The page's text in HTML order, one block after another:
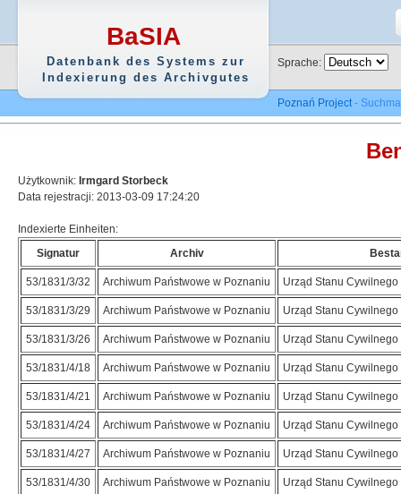
BaSIA
Datenbank des Systems zur
Indexierung des Archivgutes
Sprache:
Poznań Project-
Użytkownik: Irmgard Storbeck
Data rejestracji: 2013-03-09 17:24:20
Indexierte Einheiten:
Signatur
Archiv
53/1831/3/32 Archiwum Państwowe w Poznaniu Urząd Stanu
53/1831/3/29 Archiwum Państwowe w Poznaniu Urząd Stanu
53/1831/3/26 Archiwum Państwowe w Poznaniu Urząd Stanu
53/1831/4/18 Archiwum Państwowe w Poznaniu Urząd Stanu
53/1831/4/21 Archiwum Państwowe w Poznaniu Urząd Stanu
53/1831/4/24 Archiwum Państwowe w Poznaniu Urząd Stanu
53/1831/4/27 Archiwum Państwowe w Poznaniu Urząd Stanu
53/1831/4/30 Archiwum Państwowe w Poznaniu Urząd Stanu